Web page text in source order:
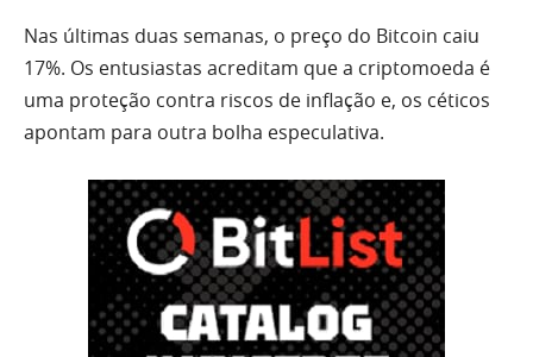
Nas últimas duas semanas, o preço do Bitcoin caiu
17%. Os entusiastas acreditam que a criptomoeda é
uma proteção contra riscos de inflação e, os céticos
apontam para outra bolha especulativa.